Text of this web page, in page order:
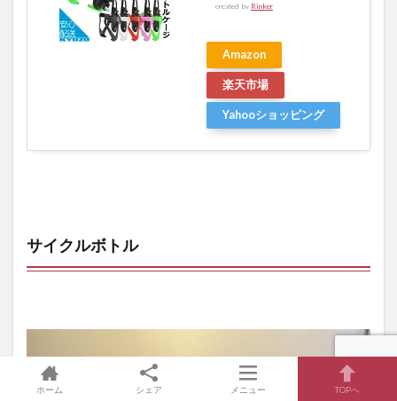
created by Rinker
Amazon
楽天市場
Yahooショッピング
サイクルボトル
ホーム シェア メニュー TOPへ